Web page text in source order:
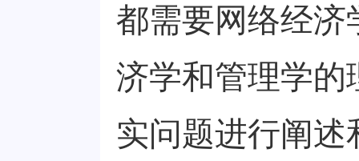
都需要网络经济
济学和管理学的
实问题进行阐